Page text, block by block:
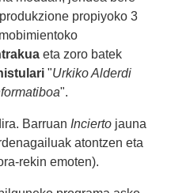
propiyoko 3
eta zoro batek
"Urkiko Alderdi
".
Barruan Incierto jauna
atontzen eta
rekin emoten).